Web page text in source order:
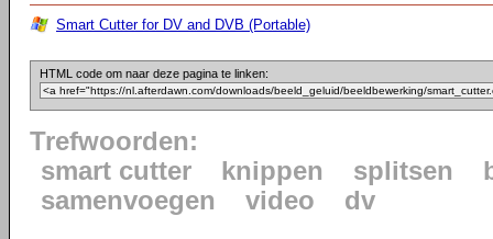
Smart Cutter for DV and DVB (Portable)
HTML code om naar deze pagina te linken:
Trefwoorden:
smart cutter
knippen splitsen
samenvoegen
video dv